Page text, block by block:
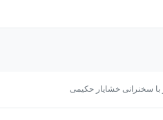
سخنرانی خشایار حکیمی